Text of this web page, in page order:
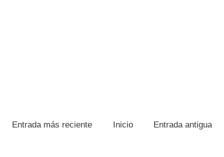
Entrada más reciente Entrada antigua
Inicio